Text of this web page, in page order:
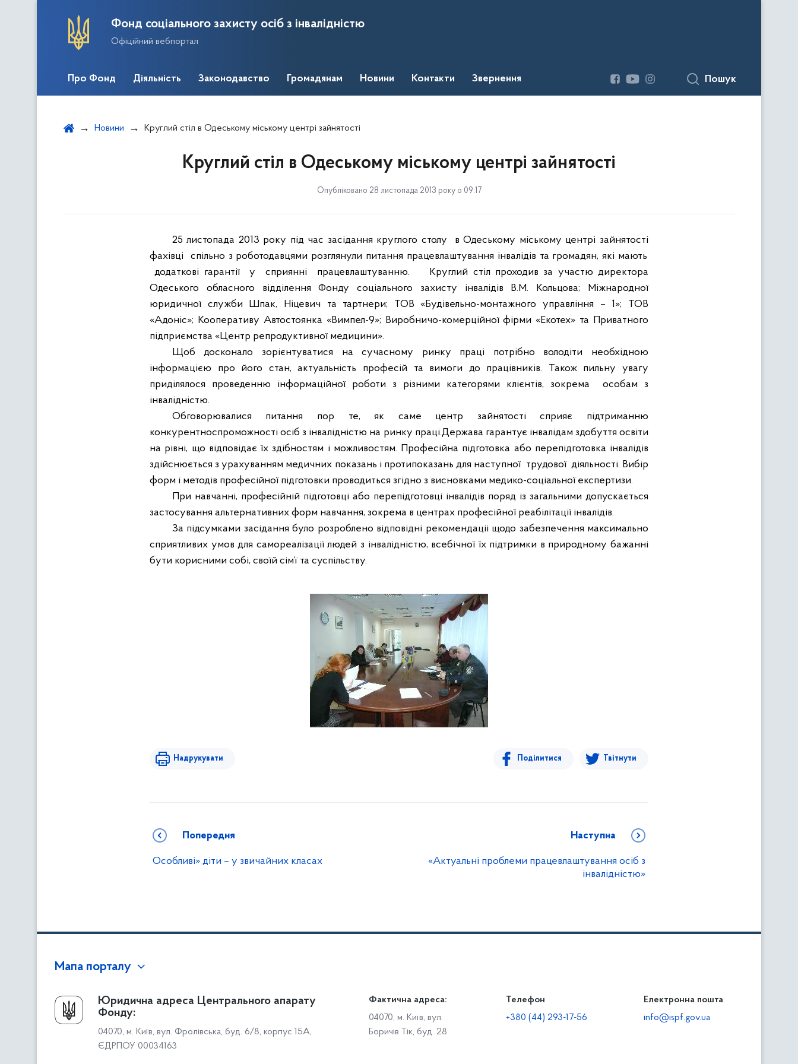
Фонд соціального захисту осіб з інвалідністю
Офіційний вебпортал
Про Фонд Діяльність Законодавство Громадянам Новини Контакти Звернення Пошук
Новини Круглий стіл в Одеському міському центрі зайнятості
Круглий стіл в Одеському міському центрі зайнятості
Опубліковано 28 листопада 2013 року о 09:17
25 листопада 2013 року пiд час засiдання круглого столу в Одеському мiському центрi зайнятостi
фахiвцi спiльно з роботодавцями розглянули питання працевлаштування iнвалiдiв та громадян, якi мають
додатковi гарантiї у сприяннi працевлаштуванню.
Круглий стіл проходив за участю директора
Одеського обласного вiддiлення Фонду соцiального захисту iнвалiдiв В.М. Кольцова; Міжнародної
юридичної служби Шпак, Ніцевич та тартнери; ТОВ «Будівельно-монтажного управління – 1»; ТОВ
«Адоніс»; Кооперативу Автостоянка «Вимпел-9»; Виробничо-комерційної фірми «Екотех» та Приватного
підприємства «Центр репродуктивної медицини».
Щоб досконало зорiєнтуватися на сучасному ринку працi потрiбно володiти необхiдною
iнформацiєю про його стан, актуальнiсть професiй та вимоги до працiвникiв. Також пильну увагу
придiлялося проведенню iнформацiйної роботи з рiзними категорями клiєнтiв, зокрема
особам з
iнвалiднicтю.
Обговорювалися питання пор те, як саме центр зайнятостi сприяє пiдтриманню
конкурентноспроможностi осiб з iнвалiднiстю на ринку працi.Держава гарантує iнвалiдам здобуття освiти
на рiвнi, що вiдповiдає їх здiбностям i можливостям. Професiйна пiдготовка або перепiдготовка iнвалiдiв
здiйснюється з урахуванням медичних показань i протипоказань для наступної трудової дiяльностi. Вибiр
форм i методiв професiйної пiдготовки проводиться згiдно з висновками медико-соцiальної експертизи.
При навчанні, професійній підготовці або перепідготовці інвалідів поряд із загальними допускається
застосування альтернативних форм навчання, зокрема в центрах професійної реабілітації інвалідів.
За підсумками засідання було розроблено відповідні рекомендаціi щодо забезпечення максимально
сприятливих умов для самореалізації людей з інвалідністю, всебічної їх підтримки в природному бажанні
бути корисними собі, своїй сім’ї та суспільству.
Надрукувати Поділитися Твітнути
Попередня
Особливі» діти – у звичайних класах
Наступна
«Актуальні проблеми працевлаштування осіб з
інвалідністю»
Мапа порталу
Про Фонд
Керівництво
Структура Фонду
Територіальні відділення
Громадянам
Доступ до публічної інформації
Звіти щодо роботи із запитами на отримання публічної
Діяльність
Роботодавцям
Юридична адреса Центрального апарату
Фонду:
04070, м. Київ, вул. Фролівська, буд. 6/8, корпус 15А,
ЄДРПОУ 00034163
Фактична адреса:
04070, м. Київ, вул.
Боричів Тік, буд. 28
Телефон
+380 (44) 293-17-56
Електронна пошта
info@ispf.gov.ua